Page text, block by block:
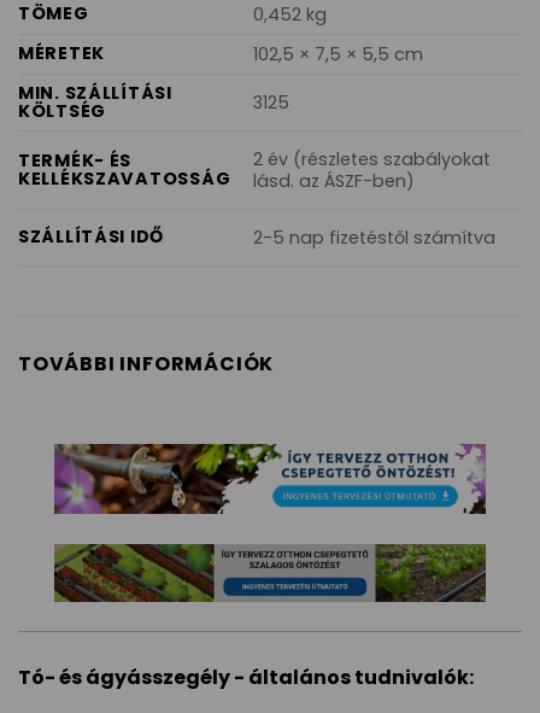
TÖMEG
0,452 kg
MÉRETEK
102,5 × 7,5 × 5,5 cm
MIN. SZÁLLÍTÁSI
KÖLTSÉG 3125
TERMÉK- ÉS
KELLÉKSZAVATOSSÁG
2 év (részletes szabályokat
lásd. az ÁSZF-ben)
SZÁLLÍTÁSI IDŐ 2-5 nap fizetéstől számítva
TOVÁBBI INFORMÁCIÓK
Tó- és ágyásszegély - általános tudnivalók: